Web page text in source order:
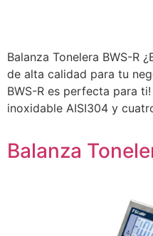
Balanza Tonelera BWS-R
de alta calidad para tu
BWS-R es perfecta para
inoxidable AISI304 y
Balanza